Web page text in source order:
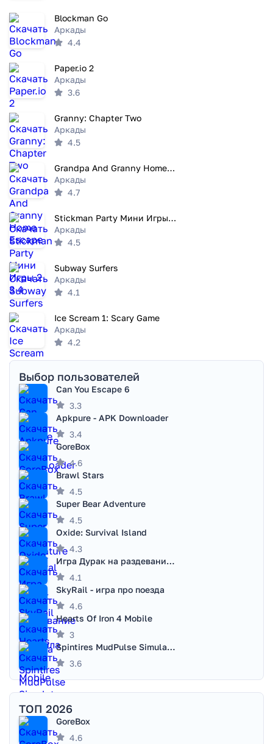
Blockman Go
Аркады
4.4
Paper.io 2
Аркады
3.6
Granny: Chapter Two
Аркады
4.5
Grandpa And Granny Home Escape
Аркады
4.7
Stickman Party Мини Игры 2 3 4
Аркады
4.5
Subway Surfers
Аркады
4.1
Ice Scream 1: Scary Game
Аркады
4.2
Выбор пользователей
Can You Escape 6
3.3
Apkpure - APK Downloader
3.4
GoreBox
4.6
Brawl Stars
4.5
Super Bear Adventure
4.5
Oxide: Survival Island
4.3
Игра Дурак на раздевание - Правила игры
4.1
SkyRail - игра про поезда
4.6
Hearts Of Iron 4 Mobile
3
Spintires MudPulse Simulator
3.6
ТОП 2026
GoreBox
4.6